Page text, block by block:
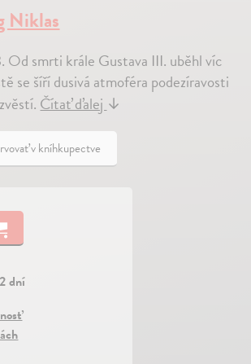
Niklas
Od smrti krále Gustava III. uběhl víc
se šíří dusivá atmoféra podezíravosti
Čítať ďalej↓
v kníhkupectve
dní